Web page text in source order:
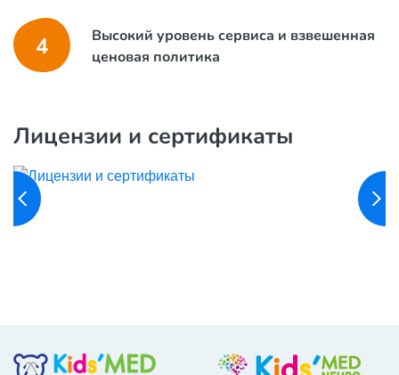
4
Высокий уровень сервиса и взвешенная
ценовая политика
Лицензии и сертификаты